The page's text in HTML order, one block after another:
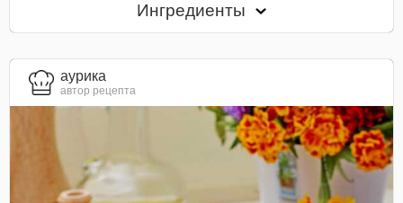
Ингредиенты
aурика
автор рецепта